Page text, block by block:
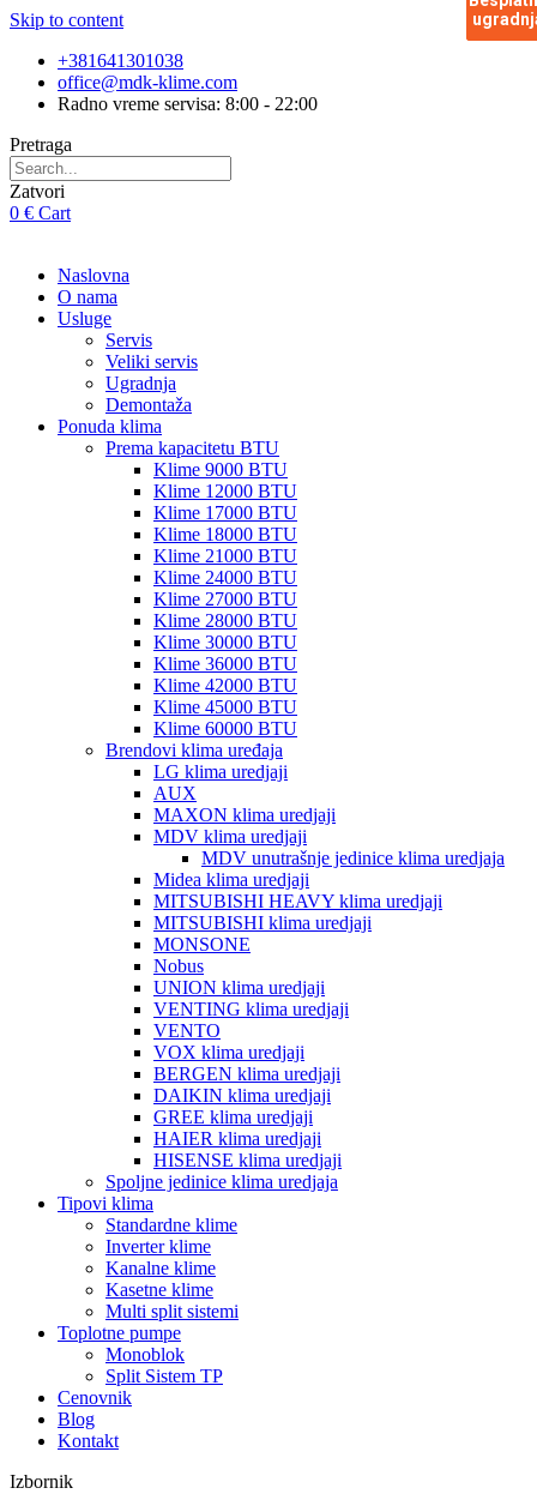
Skip to content
+381641301038
office@mdk-klime.com
Radno vreme servisa: 8:00 - 22:00
Pretraga
Zatvori
0 € Cart
Naslovna
O nama
Usluge
Servis
Veliki servis
Ugradnja
Demontaža
Ponuda klima
Prema kapacitetu BTU
Klime 9000 BTU
Klime 12000 BTU
Klime 17000 BTU
Klime 18000 BTU
Klime 21000 BTU
Klime 24000 BTU
Klime 27000 BTU
Klime 28000 BTU
Klime 30000 BTU
Klime 36000 BTU
Klime 42000 BTU
Klime 45000 BTU
Klime 60000 BTU
Brendovi klima uređaja
LG klima uredjaji
AUX
MAXON klima uredjaji
MDV klima uredjaji
MDV unutrašnje jedinice klima uredjaja
Midea klima uredjaji
MITSUBISHI HEAVY klima uredjaji
MITSUBISHI klima uredjaji
MONSONE
Nobus
UNION klima uredjaji
VENTING klima uredjaji
VENTO
VOX klima uredjaji
BERGEN klima uredjaji
DAIKIN klima uredjaji
GREE klima uredjaji
HAIER klima uredjaji
HISENSE klima uredjaji
Spoljne jedinice klima uredjaja
Tipovi klima
Standardne klime
Inverter klime
Kanalne klime
Kasetne klime
Multi split sistemi
Toplotne pumpe
Monoblok
Split Sistem TP
Cenovnik
Blog
Kontakt
Izbornik